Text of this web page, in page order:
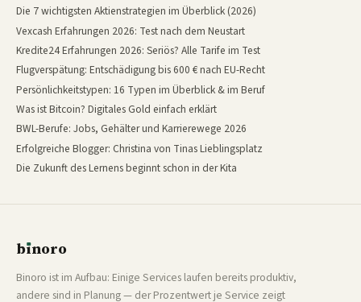
Die 7 wichtigsten Aktienstrategien im Überblick (2026)
Vexcash Erfahrungen 2026: Test nach dem Neustart
Kredite24 Erfahrungen 2026: Seriös? Alle Tarife im Test
Flugverspätung: Entschädigung bis 600 € nach EU-Recht
Persönlichkeitstypen: 16 Typen im Überblick & im Beruf
Was ist Bitcoin? Digitales Gold einfach erklärt
BWL-Berufe: Jobs, Gehälter und Karrierewege 2026
Erfolgreiche Blogger: Christina von Tinas Lieblingsplatz
Die Zukunft des Lernens beginnt schon in der Kita
bınoro
Binoro ist im Aufbau: Einige Services laufen bereits produktiv,
andere sind in Planung — der Prozentwert je Service zeigt